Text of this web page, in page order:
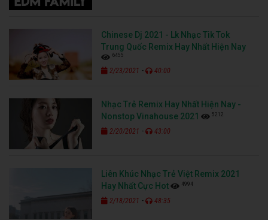
Chinese Dj 2021 - Lk Nhạc Tik Tok
Trung Quốc Remix Hay Nhất Hiện Nay
6455
2/23/2021 - 40:00
Nhạc Trẻ Remix Hay Nhất Hiện Nay -
Nonstop Vinahouse 2021
5212
2/20/2021 - 43:00
Liên Khúc Nhạc Trẻ Việt Remix 2021
Hay Nhất Cực Hot
4994
2/18/2021 - 48:35